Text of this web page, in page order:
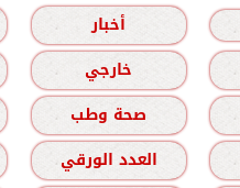
أخبار
خارجي
صحة وطب
العدد الورقي